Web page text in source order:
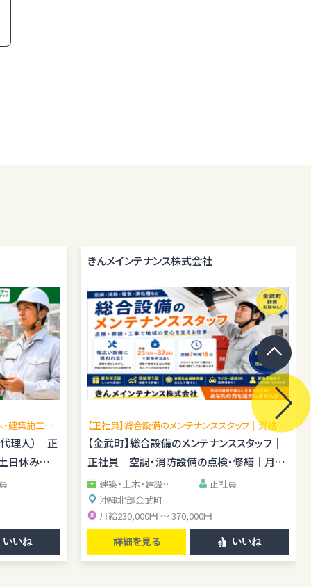
建築施工管
あり／施工
理人）｜正
日休み｜
いいね
きんメインテナンス株式会社
【正社員】総合設備のメンテナンススタッフ｜資格手
当あり｜転勤なし
【金武町】総合設備のメンテナンススタッフ｜
正社員｜空調・消防設備の点検・修繕｜月給
23万円～37万円
建築・土木・建設系
清掃・警備・施設管理
系 IT・エンジニア系
正社員
沖縄北部金武町
月給230,000円 ～ 370,000円
詳細を見る いいね